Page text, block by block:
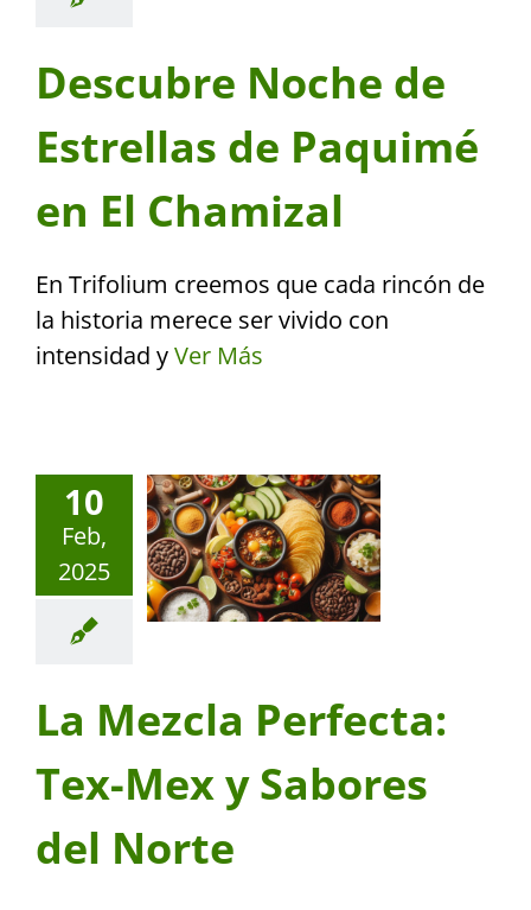
Descubre Noche de
Estrellas de Paquimé
en El Chamizal
En Trifolium creemos que cada rincón de
la historia merece ser vivido con
intensidad yVer Más
10
Feb,
2025
La Mezcla Perfecta:
Tex-Mex y Sabores
del Norte